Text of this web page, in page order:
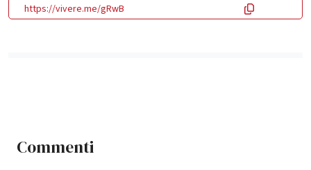
https://vivere.me/gRwB
Commenti